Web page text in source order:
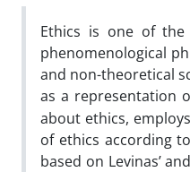
Ethics is one of the
phenomenological
and non-theoretical
as a representation
about ethics,
of ethics according
based on Levinas’